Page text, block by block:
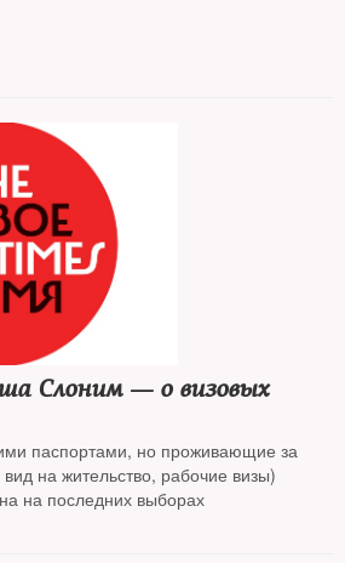
Слоним — о визовых
паспортами, но проживающие за
на жительство, рабочие визы)
на последних выборах